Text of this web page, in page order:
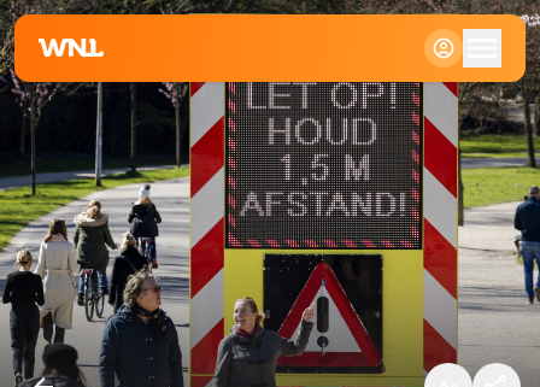
Standaard